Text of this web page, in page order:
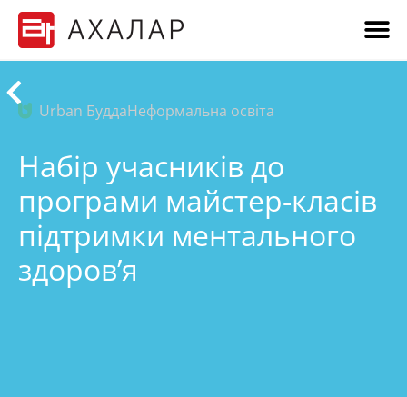
Urban БуддаНеформальна освіта
Набір учасників до
програми майстер-класів
підтримки ментального
здоров’я